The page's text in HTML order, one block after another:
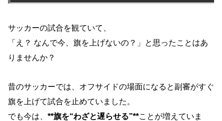
サッカーの試合を観ていて、
「え？ なんで今、旗を上げないの？」と思ったことはあ
りませんか？
昔のサッカーでは、オフサイドの場面になると副審がすぐ
旗を上げて試合を止めていました。
でも今は、 **旗を“わざと遅らせる”**ことが増えていま